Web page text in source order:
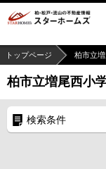
トップページ 柏市立
柏市立増尾西小
検索条件